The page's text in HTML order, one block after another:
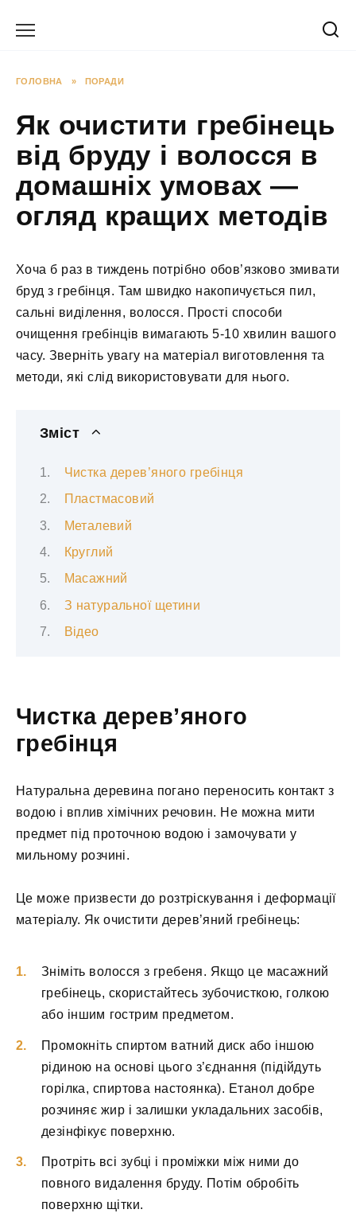
ГОЛОВНА » ПОРАДИ
Як очистити гребінець
від бруду і волосся в
домашніх умовах —
огляд кращих методів
Хоча б раз в тиждень потрібно обов’язково змивати
бруд з гребінця. Там швидко накопичується пил,
сальні виділення, волосся. Прості способи
очищення гребінців вимагають 5-10 хвилин вашого
часу. Зверніть увагу на матеріал виготовлення та
методи, які слід використовувати для нього.
Зміст
Чистка дерев’яного гребінця
Пластмасовий
Металевий
Круглий
Масажний
З натуральної щетини
Відео
Чистка дерев’яного
гребінця
Натуральна деревина погано переносить контакт з
водою і вплив хімічних речовин. Не можна мити
предмет під проточною водою і замочувати у
мильному розчині.
Це може призвести до розтріскування і деформації
матеріалу. Як очистити дерев’яний гребінець:
Зніміть волосся з гребеня. Якщо це масажний
гребінець, скористайтесь зубочисткою, голкою
або іншим гострим предметом.
Промокніть спиртом ватний диск або іншою
рідиною на основі цього з’єднання (підійдуть
горілка, спиртова настоянка). Етанол добре
розчиняє жир і залишки укладальних засобів,
дезінфікує поверхню.
Протріть всі зубці і проміжки між ними до
повного видалення бруду. Потім обробіть
поверхню щітки.